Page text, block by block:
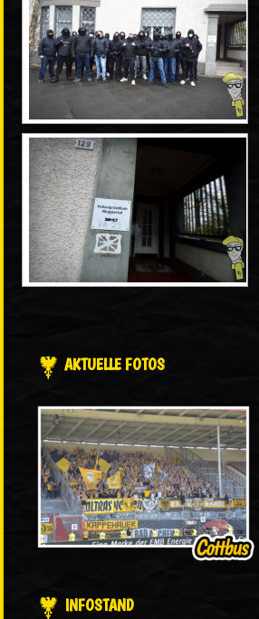
AKTUELLE FOTOS
INFOSTAND